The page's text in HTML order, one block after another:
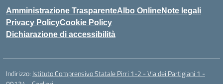
Amministrazione TrasparenteAlbo OnlineNote legali
Privacy PolicyCookie Policy
Dichiarazione di accessibilità
Indirizzo: Istituto Comprensivo Statale Pirri 1-2 - Via dei Partigiani 1 -